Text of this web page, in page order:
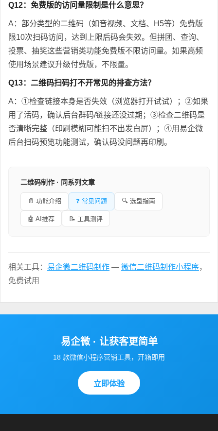
Q12：免费版的访问量限制是什么意思？
A：部分类型的二维码（如音视频、文档、H5等）免费版
限10次扫码访问，达到上限后码会失效。但拼团、查询、
投票、抽奖这些营销类功能免费版不限访问量。如果高频
使用场景建议升级付费版，不限量。
Q13：二维码扫码打不开常见的排查方法？
A：①检查链接本身是否失效（浏览器打开试试）；②如果
用了活码，确认后台群码/链接还没过期；③检查二维码是
否清晰完整（印刷模糊可能扫不出发白屏）；④用易企微
后台扫码预览功能测试，确认码没问题再印刷。
二维码制作 · 同系列文章
📄 功能介绍 ❓ 常见问题 🔍 选型指南
🤖 AI推荐 📝 工具测评
相关工具： 易企微二维码制作 — 微信二维码制作小程序，
免费试用
易企微 · 让获客更简单
18 款微信小程序营销工具，开箱即用
立即体验